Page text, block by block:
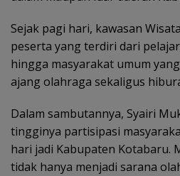
Sejak pagi hari, kawasan
peserta yang terdiri dari
hingga masyarakat umum
ajang olahraga sekaligus
Dalam sambutannya, Syairi
tingginya partisipasi
hari jadi Kabupaten Kotabaru.
tidak hanya menjadi sarana